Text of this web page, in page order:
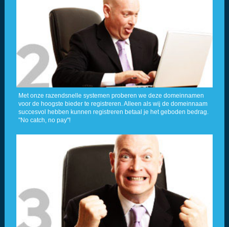
Met onze razendsnelle systemen proberen we deze domeinnamen
voor de hoogste bieder te registreren. Alleen als wij de domeinnaam
succesvol hebben kunnen registreren betaal je het geboden bedrag.
"No catch, no pay"!